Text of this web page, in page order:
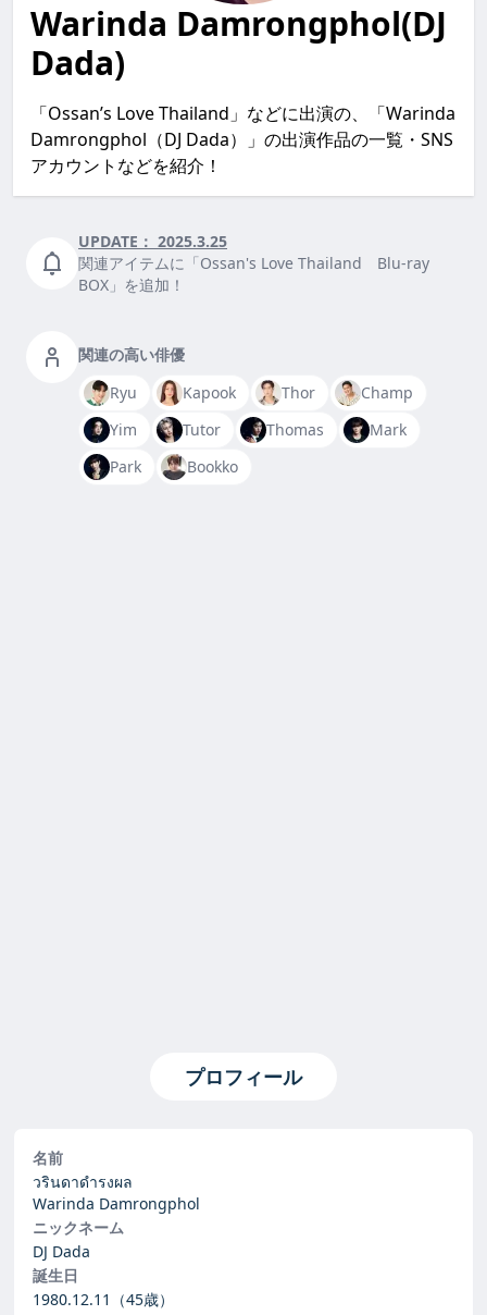
Warinda Damrongphol(DJ
Dada)
「Ossan’s Love Thailand」などに出演の、「Warinda
Damrongphol（DJ Dada）」の出演作品の一覧・SNS
アカウントなどを紹介！
UPDATE： 2025.3.25
関連アイテムに「Ossan's Love Thailand Blu-ray
BOX」を追加！
関連の高い俳優
Ryu
Kapook Thor
Champ
Yim
Tutor Thomas
Mark
Park
Bookko
プロフィール
名前
วรินดาดำรงผล
Warinda Damrongphol
ニックネーム
DJ Dada
誕生日
1980.12.11
（45歳）